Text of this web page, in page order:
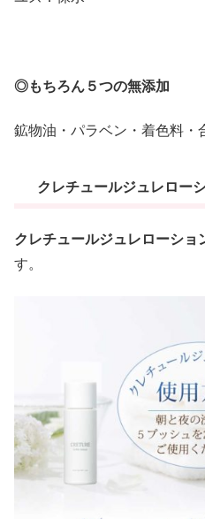
◎もちろん５つの無添加
鉱物油・パラベン・着色料・
クレチュールジュレロー
クレチュールジュレローショ
す。